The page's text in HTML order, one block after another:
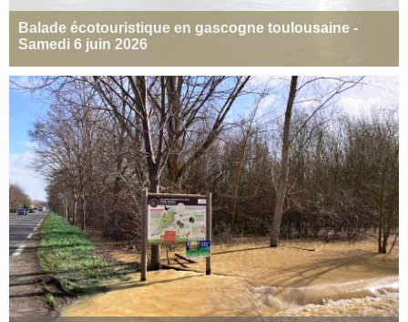
Balade écotouristique en gascogne toulousaine -
Samedi 6 juin 2026